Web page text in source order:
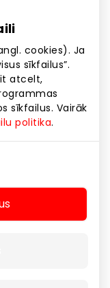
cookies). Ja
sīkfailus”.
atcelt,
sīkfailus. Vairāk
politika.